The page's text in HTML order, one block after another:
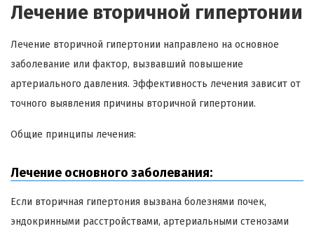
Лечение вторичной гипертонии
Лечение вторичной гипертонии направлено на основное
заболевание или фактор, вызвавший повышение
артериального давления. Эффективность лечения зависит от
точного выявления причины вторичной гипертонии.
Общие принципы лечения:
Лечение основного заболевания:
Если вторичная гипертония вызвана болезнями почек,
эндокринными расстройствами, артериальными стенозами